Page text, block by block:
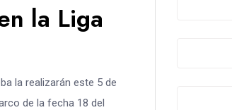
la Liga
la realizarán este 5 de
de la fecha 18 del